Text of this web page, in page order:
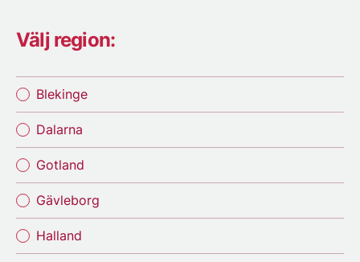
Välj region:
Blekinge
Dalarna
Gotland
Gävleborg
Halland